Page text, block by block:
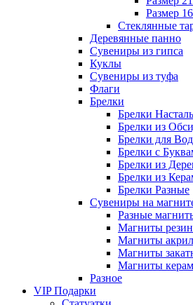
Размер
Стеклянные
Деревянные панно
Сувениры из гипса
Куклы
Сувениры из туфа
Флаги
Брелки
Брелки
Брелки из
Брелки для
Брелки с
Брелки из
Брелки из
Брелки Разные
Сувениры на
Разные
Магниты
Магниты
Магниты
Магниты
Разное
VIP Подарки